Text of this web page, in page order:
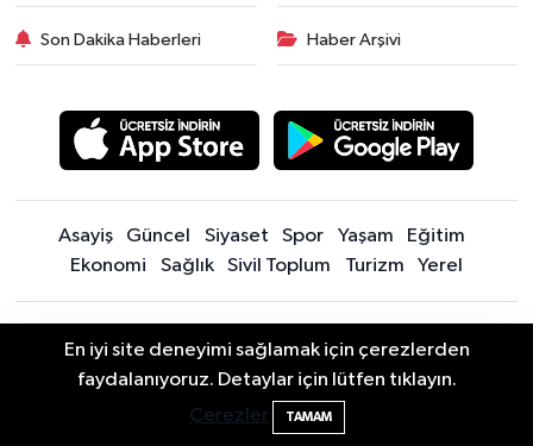
Son Dakika Haberleri Haber Arşivi
Asayiş Güncel Siyaset Spor Yaşam
Eğitim
Ekonomi
Sağlık Sivil Toplum Turizm Yerel
Yayınlanan yorumlardan Bartın Son Dakika Haberleri | Bartın Haber |
Bartın İnfo sorumlu tutulamaz. Sitedeki tüm harici linkler ayrı bir
sayfada açılır. Sitemizde yayınlanan haber, köşe yazıları ve
fotoğraflar izin alınmaksızın kaynak gösterilse dahi, herhangi bir
En iyi site deneyimi sağlamak için çerezlerden
faydalanıyoruz. Detaylar için lütfen tıklayın.
Çerezler
TAMAM
Bartın'da Şafak Operasyonu: 5 Gözaltı, 4
Şüpheli Aranıyor